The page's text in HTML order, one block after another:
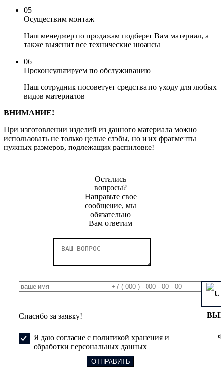
05
Осуществим монтаж
Наш менеджер по продажам подберет Вам материал, а
также выяснит все технические нюансы
06
Проконсультируем по обслуживанию
Наш сотрудник посоветует средства по уходу для любых
видов материалов
ВНИМАНИЕ!
При изготовлении изделий из данного материала можно
использовать не только целые слэбы, но и их фрагменты
нужных размеров, подлежащих распиловке!
Остались
вопросы?
Направьте свое
сообщение, мы
обязательно
Вам ответим
Спасибо за заявку!
Я даю согласие с политикой хранения и
обработки персональных данных